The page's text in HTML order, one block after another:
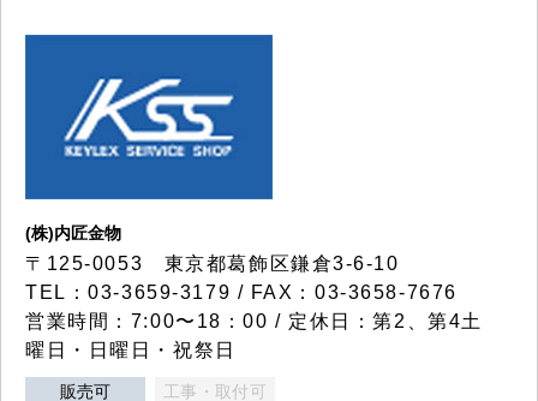
(株)内匠金物
〒125-0053 東京都葛飾区鎌倉3-6-10
TEL：03-3659-3179 / FAX：03-3658-7676
営業時間：7:00〜18：00 / 定休日：第2、第4土
曜日・日曜日・祝祭日
販売可 工事・取付可